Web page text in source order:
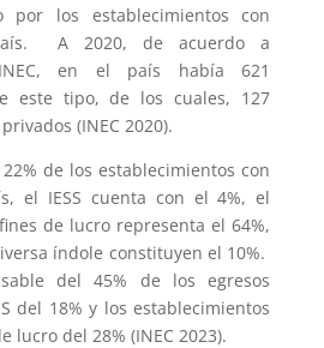
por los establecimientos con
A 2020, de acuerdo a
en el país había 621
este tipo, de los cuales, 127
(INEC 2020).
de los establecimientos con
el IESS cuenta con el 4%, el
de lucro representa el 64%,
índole constituyen el 10%.
del 45% de los egresos
del 18% y los establecimientos
lucro del 28% (INEC 2023).